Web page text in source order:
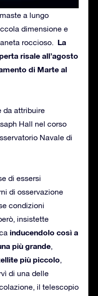
a lungo
dimensione e
roccioso. La
risale all’agosto
di Marte al
da attribuire
Hall nel corso
Navale di
di essersi
di osservazione
condizioni
insistette
inducendolo così a
più grande,
più piccolo,
di una delle
il telescopio